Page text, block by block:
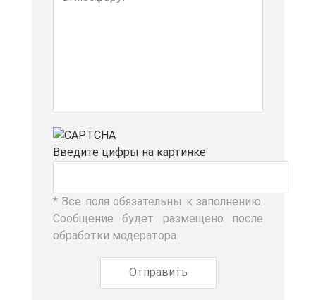
Вве­ди­те циф­ры на кар­тин­ке
* Все по­ля обя­за­тель­ны к за­пол­не­нию.
Со­об­ще­ние бу­дет раз­ме­ще­но по­сле
об­ра­бот­ки мо­де­ра­то­ра.